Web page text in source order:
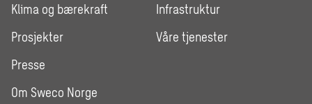
Klima og bærekraft
Prosjekter
Presse
Om Sweco Norge
Infrastruktur
Våre tjenester